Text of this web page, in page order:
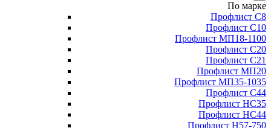
По марке
Профлист С8
Профлист С10
Профлист МП18-1100
Профлист С20
Профлист С21
Профлист МП20
Профлист МП35-1035
Профлист С44
Профлист НС35
Профлист НС44
Профлист Н57-750